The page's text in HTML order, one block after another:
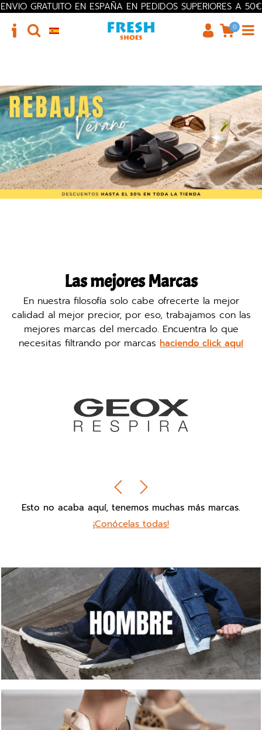
ENVIO GRATUITO EN ESPAÑA EN PEDIDOS SUPERIORES A 50€
0
Las mejores Marcas
En nuestra filosofía solo cabe ofrecerte la mejor
calidad al mejor precior, por eso, trabajamos con las
mejores marcas del mercado. Encuentra lo que
necesitas filtrando por marcas haciendo click aquí
Esto no acaba aquí, tenemos muchas más marcas.
¡Conócelas todas!